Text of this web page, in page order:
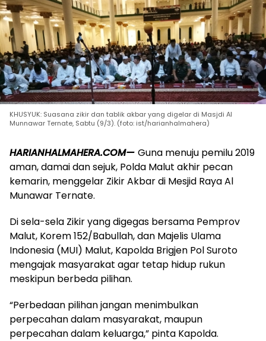
KHUSYUK: Suasana zikir dan tablik akbar yang digelar di Masjdi Al
Munnawar Ternate, Sabtu (9/3). (foto: ist/harianhalmahera)
HARIANHALMAHERA.COM— Guna menuju pemilu 2019
aman, damai dan sejuk, Polda Malut akhir pecan
kemarin, menggelar Zikir Akbar di Mesjid Raya Al
Munawar Ternate.
Di sela-sela Zikir yang digegas bersama Pemprov
Malut, Korem 152/Babullah, dan Majelis Ulama
Indonesia (MUI) Malut, Kapolda Brigjen Pol Suroto
mengajak masyarakat agar tetap hidup rukun
meskipun berbeda pilihan.
“Perbedaan pilihan jangan menimbulkan
perpecahan dalam masyarakat, maupun
perpecahan dalam keluarga,” pinta Kapolda.